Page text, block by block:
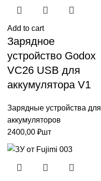
Add to cart
Зарядное
устройство Godox
VC26 USB для
аккумулятора V1
Зарядные устройства для
аккумуляторов
2400,00 ₽шт